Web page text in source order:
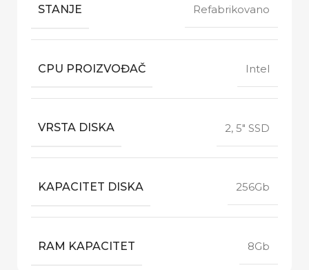
STANJE Refabrikovano
CPU PROIZVOĐAČ Intel
VRSTA DISKA 2, 5" SSD
KAPACITET DISKA 256Gb
RAM KAPACITET 8Gb